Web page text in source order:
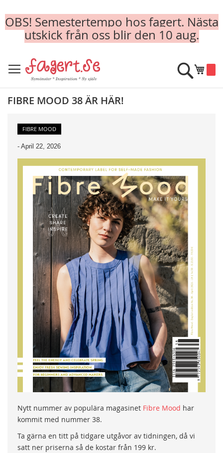
OBS! Semestertempo hos fagert. Nästa
utskick från oss blir den 10 aug.
to
Content
Min
Sök
FIBRE MOOD 38 ÄR HÄR!
FIBRE MOOD
- April 22, 2026
Nytt nummer av populära magasinet Fibre Mood har
kommit med nummer 38.
Ta gärna en titt på tidgare utgåvor av tidningen, då vi
satt ner priserna så de kostar från 199 kr.